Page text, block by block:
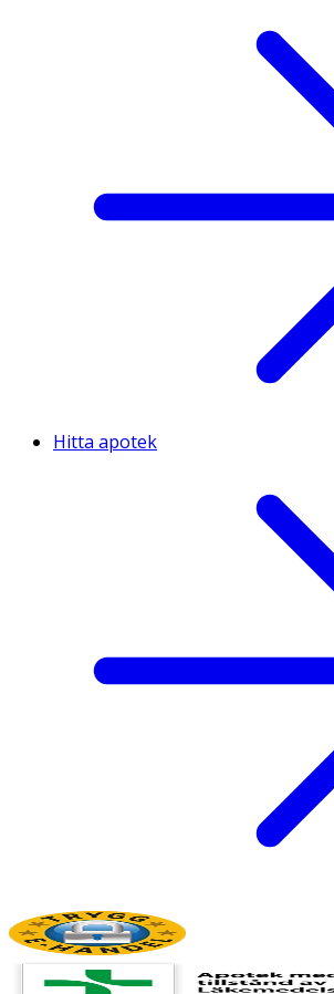
Hitta apotek